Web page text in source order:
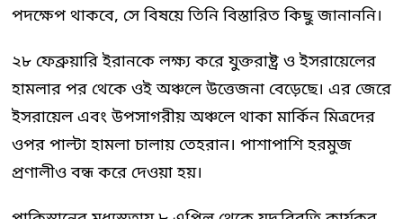
পদক্ষেপ থাকবে, সে বিষয়ে তিনি বিস্তারিত কিছু জানাননি।
২৮ ফেব্রুয়ারি ইরানকে লক্ষ্য করে যুক্তরাষ্ট্র ও ইসরায়েলের
হামলার পর থেকে ওই অঞ্চলে উত্তেজনা বেড়েছে। এর জেরে
ইসরায়েল এবং উপসাগরীয় অঞ্চলে থাকা মার্কিন মিত্রদের
ওপর পাল্টা হামলা চালায় তেহরান। পাশাপাশি হরমুজ
প্রণালীও বন্ধ করে দেওয়া হয়।